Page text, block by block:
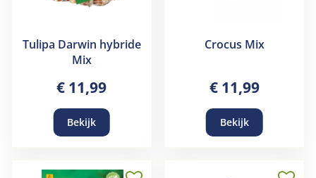
Tulipa Darwin hybride
Mix
€ 11,99
Bekijk
Crocus Mix
€ 11,99
Bekijk